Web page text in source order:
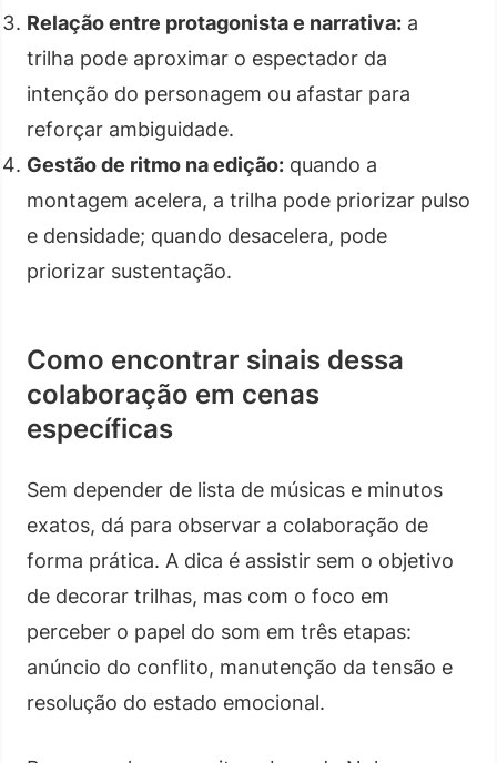
Relação entre protagonista e narrativa: a
trilha pode aproximar o espectador da
intenção do personagem ou afastar para
reforçar ambiguidade.
Gestão de ritmo na edição: quando a
montagem acelera, a trilha pode priorizar pulso
e densidade; quando desacelera, pode
priorizar sustentação.
Como encontrar sinais dessa
colaboração em cenas
específicas
Sem depender de lista de músicas e minutos
exatos, dá para observar a colaboração de
forma prática. A dica é assistir sem o objetivo
de decorar trilhas, mas com o foco em
perceber o papel do som em três etapas:
anúncio do conflito, manutenção da tensão e
resolução do estado emocional.